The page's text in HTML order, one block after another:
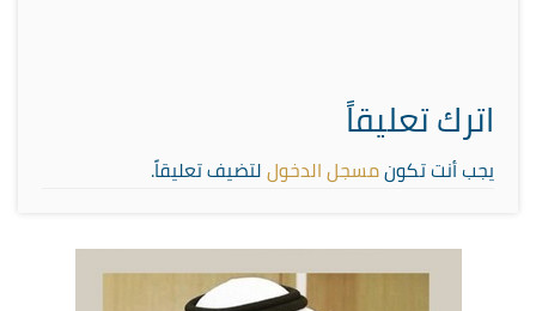
اترك تعليقاً
يجب أنت تكونمسجل الدخوللتضيف تعليقاً.